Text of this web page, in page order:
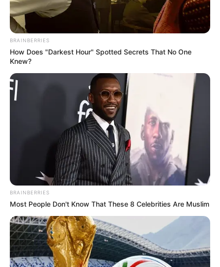
BRAINBERRIES
How Does "Darkest Hour" Spotted Secrets That No One
Knew?
BRAINBERRIES
Most People Don't Know That These 8 Celebrities Are Muslim